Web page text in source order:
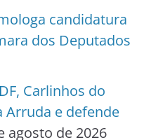
candidatura
dos Deputados
Carlinhos do
Arruda e defende
agosto de 2026